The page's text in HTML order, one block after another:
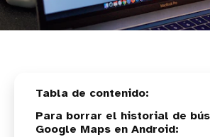
Para borrar el historial de
Google Maps en Android: